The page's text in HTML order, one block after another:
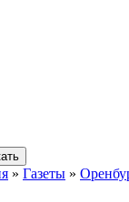
» Газеты »